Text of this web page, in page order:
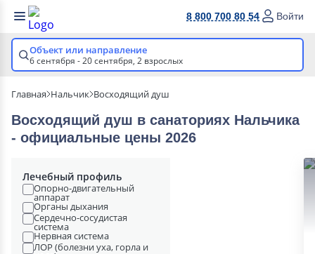
8 800 700 80 54 Войти
Объект или направление
6 сентября - 20 сентября, 2 взрослых
Главная Нальчик Восходящий душ
Восходящий душ в cанаториях Нальчика
- официальные цены 2026
Лечебный профиль
Опорно-двигательный
аппарат
Органы дыхания
Сердечно-сосудистая
система
Нервная система
ЛОР (болезни уха, горла и